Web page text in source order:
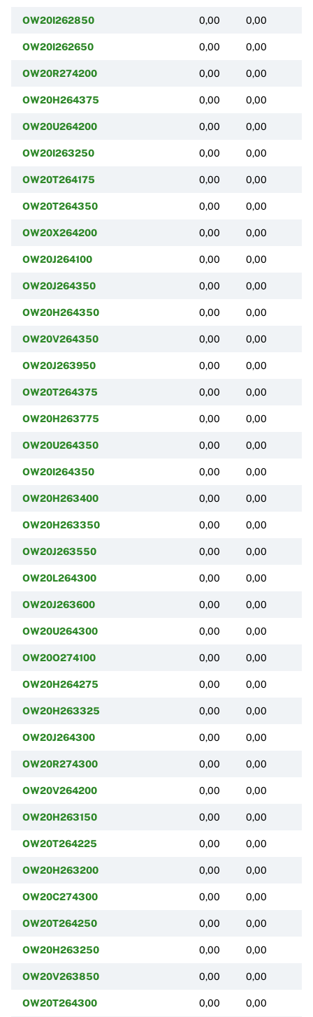
OW20I262850 0,00 0,00
OW20I262650 0,00 0,00
OW20R274200 0,00 0,00
OW20H264375 0,00 0,00
OW20U264200 0,00 0,00
OW20I263250 0,00 0,00
OW20T264175 0,00 0,00
OW20T264350 0,00 0,00
OW20X264200 0,00 0,00
OW20J264100 0,00 0,00
OW20J264350 0,00 0,00
OW20H264350 0,00 0,00
OW20V264350 0,00 0,00
OW20J263950 0,00 0,00
OW20T264375 0,00 0,00
OW20H263775 0,00 0,00
OW20U264350 0,00 0,00
OW20I264350 0,00 0,00
OW20H263400 0,00 0,00
OW20H263350 0,00 0,00
OW20J263550 0,00 0,00
OW20L264300 0,00 0,00
OW20J263600 0,00 0,00
OW20U264300 0,00 0,00
OW20O274100 0,00 0,00
OW20H264275 0,00 0,00
OW20H263325 0,00 0,00
OW20J264300 0,00 0,00
OW20R274300 0,00 0,00
OW20V264200 0,00 0,00
OW20H263150 0,00 0,00
OW20T264225 0,00 0,00
OW20H263200 0,00 0,00
OW20C274300 0,00 0,00
OW20T264250 0,00 0,00
OW20H263250 0,00 0,00
OW20V263850 0,00 0,00
OW20T264300 0,00 0,00